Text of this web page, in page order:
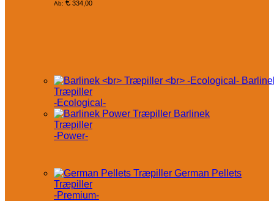
Ab: € 334,00
Træpiller
-Ecological-
Barlinek
Træpiller
-Power-
German Pellets
Træpiller
-Premium-